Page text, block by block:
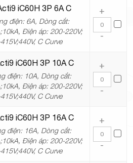
iC60H 3P 6A C
điện: 6A, Dòng cắt:
Điện áp: 200-220V;
C Curve
+
-
iC60H 3P 10A C
điện: 10A, Dòng cắt:
Điện áp: 200-220V;
C Curve
+
-
iC60H 3P 16A C
điện: 16A, Dòng cắt:
Điện áp: 200-220V;
C Curve
+
-